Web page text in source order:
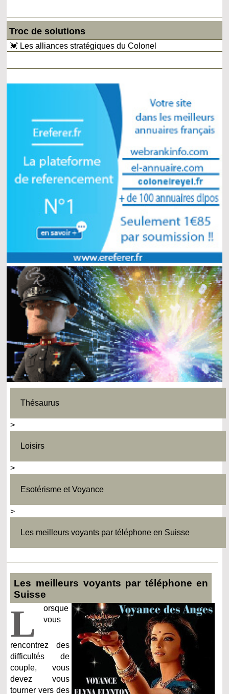
Troc de solutions
💓 Les alliances stratégiques du Colonel
Thésaurus
>
Loisirs
>
Esotérisme et Voyance
>
Les meilleurs voyants par téléphone en Suisse
Les meilleurs voyants par téléphone en
Suisse
L
orsque
vous
rencontrez des
difficultés de
couple, vous
devez vous
tourner vers des